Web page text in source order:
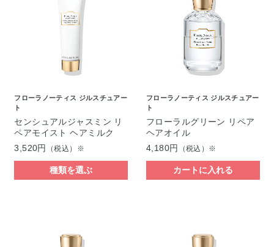
フローラノーティス ジルスチュアー
ト
センシュアルジャスミン リ
ペアモイスト ヘアミルク
3,520円
（税込）※
種類を選ぶ
フローラノーティス ジルスチュアー
ト
フローラルグリーン リペア
ヘアオイル
4,180円
（税込）※
カートに入れる